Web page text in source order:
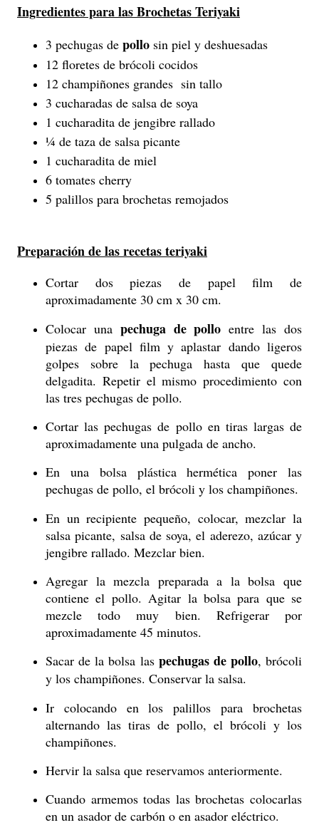
Ingredientes para las Brochetas Teriyaki
3 pechugas de pollo sin piel y deshuesadas
12 floretes de brócoli cocidos
12 champiñones grandes sin tallo
3 cucharadas de salsa de soya
1 cucharadita de jengibre rallado
¼ de taza de salsa picante
1 cucharadita de miel
6 tomates cherry
5 palillos para brochetas remojados
Preparación de las recetas teriyaki
Cortar dos piezas de papel film de
aproximadamente 30 cm x 30 cm.
Colocar una pechuga de pollo entre las dos
piezas de papel film y aplastar dando ligeros
golpes sobre la pechuga hasta que quede
delgadita. Repetir el mismo procedimiento con
las tres pechugas de pollo.
Cortar las pechugas de pollo en tiras largas de
aproximadamente una pulgada de ancho.
En una bolsa plástica hermética poner las
pechugas de pollo, el brócoli y los champiñones.
En un recipiente pequeño, colocar, mezclar la
salsa picante, salsa de soya, el aderezo, azúcar y
jengibre rallado. Mezclar bien.
Agregar la mezcla preparada a la bolsa que
contiene el pollo. Agitar la bolsa para que se
mezcle todo muy bien. Refrigerar por
aproximadamente 45 minutos.
Sacar de la bolsa las pechugas de pollo, brócoli
y los champiñones. Conservar la salsa.
Ir colocando en los palillos para brochetas
alternando las tiras de pollo, el brócoli y los
champiñones.
Hervir la salsa que reservamos anteriormente.
Cuando armemos todas las brochetas colocarlas
en un asador de carbón o en asador eléctrico.